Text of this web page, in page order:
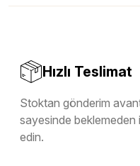
Hızlı Teslimat
Stoktan gönderim
sayesinde beklemeden
edin.